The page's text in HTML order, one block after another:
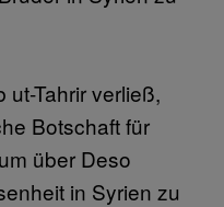
Tahrir verließ,
Botschaft für
über Deso
in Syrien zu